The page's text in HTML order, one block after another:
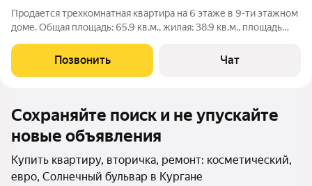
Продается трехкомнатная квартира на 6 этаже в 9-ти этажном
доме. Общая площадь: 65.9 кв.м., жилая: 38.9 кв.м., площадь
во двор, обеспечивая хорошую освещенность и тишину. В
квартире сделан
Позвонить Чат
Сохраняйте поиск и не упускайте
новые объявления
Купить квартиру, вторичка, ремонт: косметический,
евро, Солнечный бульвар в Кургане